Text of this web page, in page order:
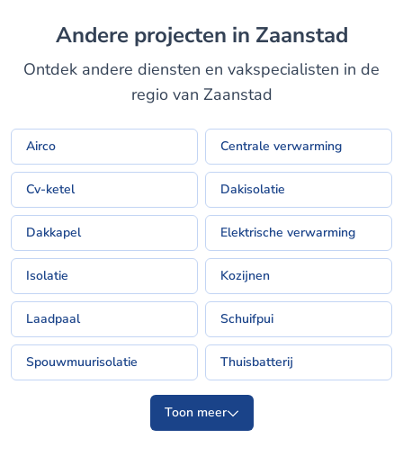
Andere projecten in Zaanstad
Ontdek andere diensten en vakspecialisten in de
regio van Zaanstad
Airco Centrale verwarming
Cv-ketel Dakisolatie
Dakkapel Elektrische verwarming
Isolatie Kozijnen
Laadpaal Schuifpui
Spouwmuurisolatie Thuisbatterij
Toon meer